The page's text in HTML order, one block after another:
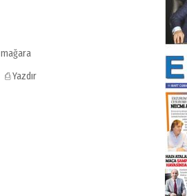
mağara
⎙ Yazdır